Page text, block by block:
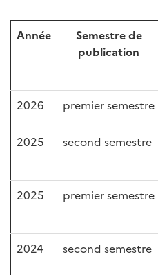
Année
Semestre de
publication
2026 premier semestre
2025 second semestre
2025 premier semestre
2024 second semestre